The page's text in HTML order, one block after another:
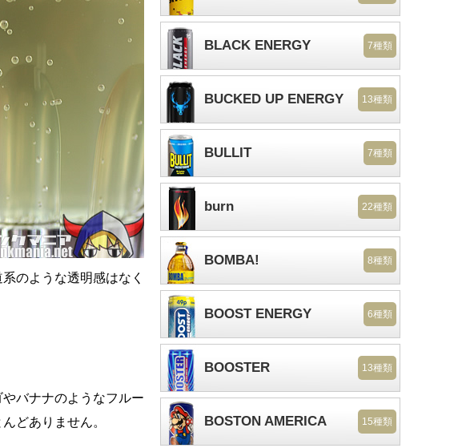
のような透明感はなく
バナナのようなフルー
どありません。
BLACK ENERGY 7種類
BUCKED UP ENERGY 13種類
BULLIT 7種類
burn 22種類
BOMBA! 8種類
BOOST ENERGY 6種類
BOOSTER 13種類
BOSTON AMERICA 15種類